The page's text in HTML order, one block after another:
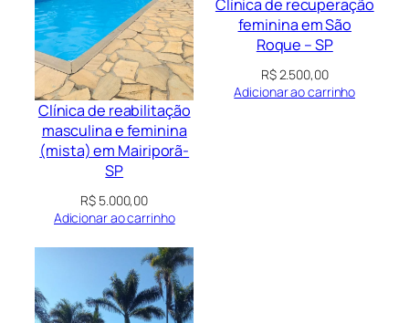
Clínica de reabilitação
masculina e feminina
(mista) em Mairiporã-
SP
R$ 5.000,00
Adicionar ao carrinho
Clínica de recuperação
feminina em São
Roque – SP
R$2.500,00
Adicionar ao carrinho